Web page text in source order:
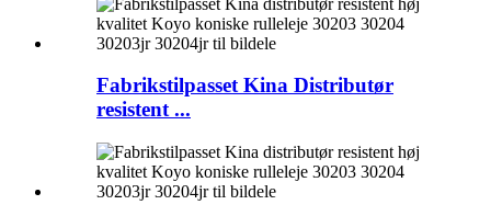
Fabrikstilpasset Kina Distributør
resistent ...